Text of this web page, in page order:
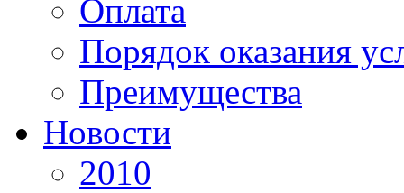
Оплата
Порядок оказания
Преимущества
Новости
2010